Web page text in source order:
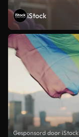
iStock
Gesponsord door iStock